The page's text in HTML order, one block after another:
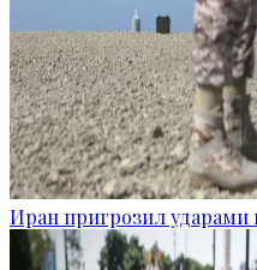
Иран пригрозил ударами